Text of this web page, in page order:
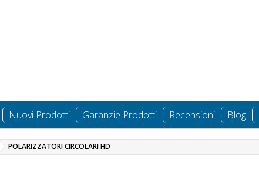
Nuovi Prodotti Garanzie Prodotti Recensioni Blog
POLARIZZATORI CIRCOLARI HD